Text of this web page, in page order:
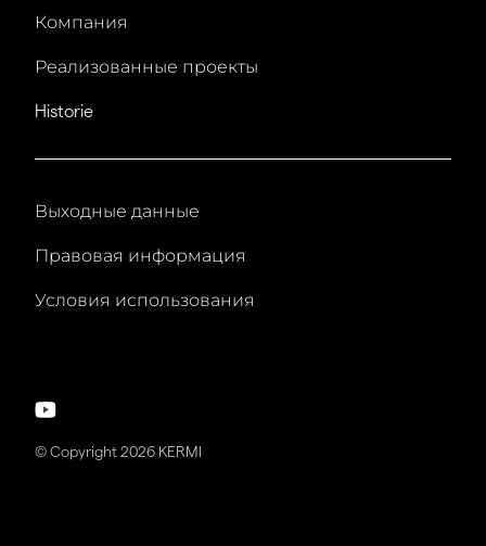
Компания
Реализованные проекты
Historie
Выходные данные
Правовая информация
Условия использования
© Copyright 2026 KERMI